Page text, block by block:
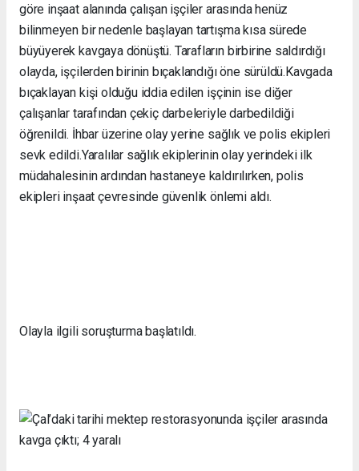
göre inşaat alanında çalışan işçiler arasında henüz
bilinmeyen bir nedenle başlayan tartışma kısa sürede
büyüyerek kavgaya dönüştü. Tarafların birbirine saldırdığı
olayda, işçilerden birinin bıçaklandığı öne sürüldü.Kavgada
bıçaklayan kişi olduğu iddia edilen işçinin ise diğer
çalışanlar tarafından çekiç darbeleriyle darbedildiği
öğrenildi. İhbar üzerine olay yerine sağlık ve polis ekipleri
sevk edildi.Yaralılar sağlık ekiplerinin olay yerindeki ilk
müdahalesinin ardından hastaneye kaldırılırken, polis
ekipleri inşaat çevresinde güvenlik önlemi aldı.
Olayla ilgili soruşturma başlatıldı.